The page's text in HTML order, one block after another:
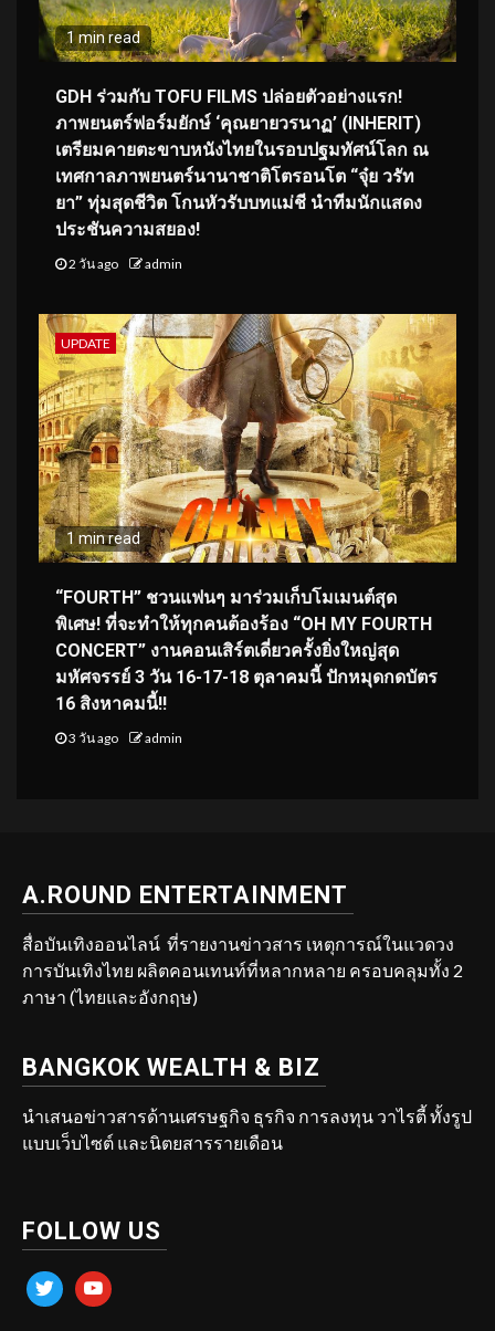
1 min read
GDH ร่วมกับ TOFU FILMS ปล่อยตัวอย่างแรก!
ภาพยนตร์ฟอร์มยักษ์ ‘คุณยายวรนาฏ’ (INHERIT)
เตรียมคายตะขาบหนังไทยในรอบปฐมทัศน์โลก ณ
เทศกาลภาพยนตร์นานาชาติโตรอนโต “จุ๋ย วรัท
ยา” ทุ่มสุดชีวิต โกนหัวรับบทแม่ชี นำทีมนักแสดง
ประชันความสยอง!
2 วัน ago admin
UPDATE
1 min read
“FOURTH” ชวนแฟนๆ มาร่วมเก็บโมเมนต์สุด
พิเศษ! ที่จะทำให้ทุกคนต้องร้อง “OH MY FOURTH
CONCERT” งานคอนเสิร์ตเดี่ยวครั้งยิ่งใหญ่สุด
มหัศจรรย์ 3 วัน 16-17-18 ตุลาคมนี้ ปักหมุดกดบัตร
16 สิงหาคมนี้!!
3 วัน ago admin
A.ROUND ENTERTAINMENT
สื่อบันเทิงออนไลน์ ที่รายงานข่าวสาร เหตุการณ์ในแวดวง
การบันเทิงไทย ผลิตคอนเทนท์ที่หลากหลาย ครอบคลุมทั้ง 2
ภาษา (ไทยและอังกฤษ)
BANGKOK WEALTH & BIZ
นำเสนอข่าวสารด้านเศรษฐกิจ ธุรกิจ การลงทุน วาไรตี้ ทั้งรูป
แบบเว็บไซต์ และนิตยสารรายเดือน
FOLLOW US
twitter youtube